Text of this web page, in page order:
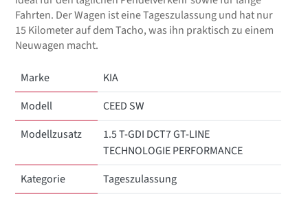
Fahrten. Der Wagen ist eine Tageszulassung und hat nur
15 Kilometer auf dem Tacho, was ihn praktisch zu einem
Neuwagen macht.
Marke
KIA
Modell
CEED SW
Modellzusatz
1.5 T-GDI DCT7 GT-LINE
TECHNOLOGIE PERFORMANCE
Kategorie
Tageszulassung